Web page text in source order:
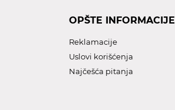
OPŠTE INFORMACIJE
Reklamacije
Uslovi korišćenja
Najčešća pitanja